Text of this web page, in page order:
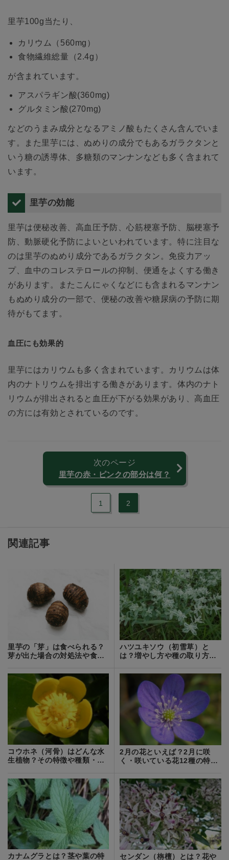
里芋100g当たり、
カリウム（560mg）
食物繊維総量（2.4g）
が含まれています。
アスパラギン酸(360mg)
グルタミン酸(270mg)
などのうまみ成分となるアミノ酸もたくさん含んでいま
す。また里芋には、ぬめりの成分でもあるガラクタンと
いう糖の誘導体、多糖類のマンナンなども多く含まれて
います。
里芋の効能
里芋は便秘改善、高血圧予防、心筋梗塞予防、脳梗塞予
防、動脈硬化予防によいといわれています。特に注目な
のは里芋のぬめり成分であるガラクタン。免疫力アッ
プ、血中のコレステロールの抑制、便通をよくする働き
があります。またこんにゃくなどにも含まれるマンナン
もぬめり成分の一部で、便秘の改善や糖尿病の予防に期
待がもてます。
血圧にも効果的
里芋にはカリウムも多く含まれています。カリウムは体
内のナトリウムを排出する働きがあります。体内のナト
リウムが排出されると血圧が下がる効果があり、高血圧
の方には有効とされているのです。
次のページ
里芋の赤・ピンクの部分は何？
1 2
関連記事
里芋の「芽」は食べられる？
芽が出た場合の対処法や食べ
ハツユキソウ（初雪草）と
は？増やし方や種の取り方な
コウホネ（河骨）はどんな水
生植物？その特徴や種類・花
2月の花といえば？2月に咲
く・咲いている花12種の特徴
カナムグラとは？茎や葉の特
センダン（栴檀）とは？花や